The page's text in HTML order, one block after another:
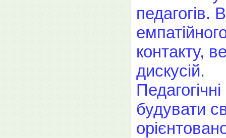
педагогів.
контакту,
дискусій.
будувати